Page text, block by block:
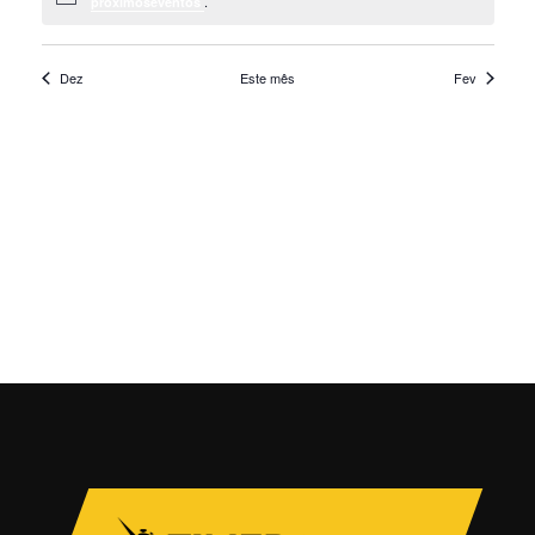
Dez Este mês Fev